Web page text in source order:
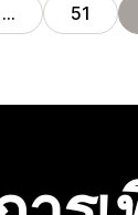
… 51